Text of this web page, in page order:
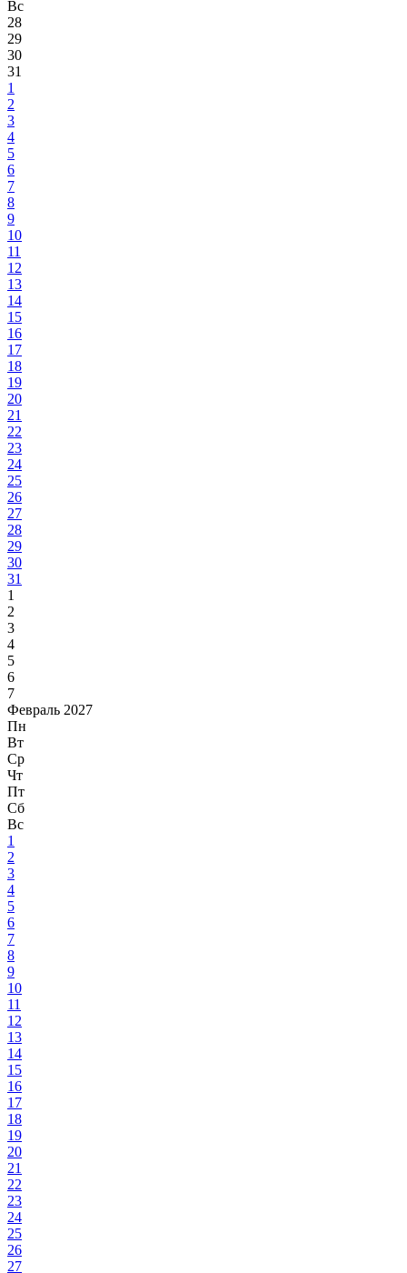
Вс
28
29
30
31
1
2
3
4
5
6
7
8
9
10
11
12
13
14
15
16
17
18
19
20
21
22
23
24
25
26
27
28
29
30
31
1
2
3
4
5
6
7
Февраль 2027
Пн
Вт
Ср
Чт
Пт
Сб
Вс
1
2
3
4
5
6
7
8
9
10
11
12
13
14
15
16
17
18
19
20
21
22
23
24
25
26
27